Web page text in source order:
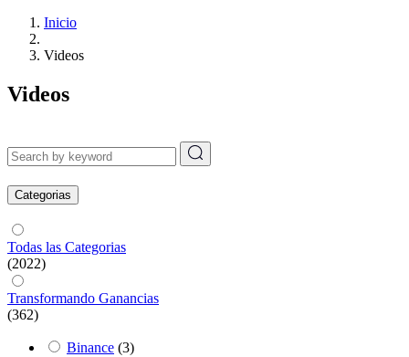
Inicio
Videos
Videos
Categorias
Todas las Categorias
(2022)
Transformando Ganancias
(362)
Binance (3)